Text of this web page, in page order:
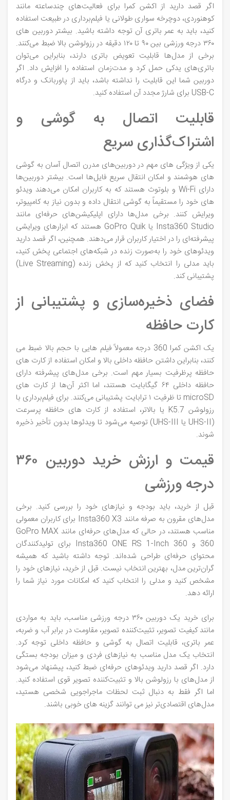
اگر قصد دارید از اکشن کمرا برای فعالیت‌های چندساعته مانند
کوهنوردی، دوچرخه‌ سواری طولانی یا فیلم‌برداری در طبیعت استفاده
کنید، باید به عمر باتری آن توجه داشته باشید. بیشتر دوربین‌ های
۳۶۰ درجه ورزشی بین ۹۰ تا ۱۲۰ دقیقه در رزولوشن بالا ضبط می‌کنند.
برخی از مدل‌ها قابلیت تعویض باتری دارند، بنابراین می‌توان
باتری‌های یدکی حمل کرد و مدت‌زمان استفاده را افزایش داد. اگر
دوربین شما این قابلیت را نداشته باشد، باید از پاوربانک و درگاه
USB-C برای شارژ مجدد آن استفاده کنید.
قابلیت اتصال به گوشی و
اشتراک‌گذاری سریع
یکی از ویژگی‌ های مهم در دوربین‌های مدرن اتصال آسان به گوشی‌
های هوشمند و امکان انتقال سریع فایل‌ها است. بیشتر دوربین‌ها
دارای Wi-Fi و بلوتوث هستند که به کاربران امکان می‌دهند ویدئو
های خود را مستقیماً به گوشی انتقال داده و بدون نیاز به کامپیوتر،
ویرایش کنند. برخی مدل‌ها دارای اپلیکیشن‌های حرفه‌ای مانند
Insta360 Studio یا GoPro Quik هستند که ابزارهای ویرایشی
پیشرفته‌ای را در اختیار کاربران قرار می‌دهند. همچنین، اگر قصد دارید
ویدئوهای خود را به‌صورت زنده در شبکه‌های اجتماعی پخش کنید،
باید مدلی را انتخاب کنید که از پخش زنده (Live Streaming)
پشتیبانی کند.
فضای ذخیره‌سازی و پشتیبانی از
کارت حافظه
یک اکشن کمرا 360 درجه معمولاً فیلم‌ هایی با حجم بالا ضبط می‌
کنند، بنابراین داشتن حافظه داخلی بالا و امکان استفاده از کارت‌ های
حافظه پرظرفیت بسیار مهم است. برخی مدل‌های پیشرفته دارای
حافظه داخلی ۶۴ گیگابایت هستند، اما اکثر آن‌ها از کارت‌ های
microSD تا ظرفیت ۱ ترابایت پشتیبانی می‌کنند. برای فیلم‌برداری با
رزولوشن K5.7 یا بالاتر، استفاده از کارت‌ های حافظه پرسرعت
(UHS-II یا UHS-III) توصیه می‌شود تا ویدئوها بدون تأخیر ذخیره
شوند.
قیمت و ارزش خرید دوربین ۳۶۰
درجه ورزشی
قبل از خرید، باید بودجه و نیازهای خود را بررسی کنید. برخی
مدل‌های مقرون‌ به‌ صرفه مانند Insta360 X3 برای کاربران معمولی
مناسب هستند، در حالی که مدل‌های حرفه‌ای مانند GoPro MAX
360 و Insta360 ONE RS 1-Inch 360 برای تولیدکنندگان
محتوای حرفه‌ای طراحی شده‌اند. توجه داشته باشید که همیشه
گران‌ترین مدل، بهترین انتخاب نیست. قبل از خرید، نیازهای خود را
مشخص کنید و مدلی را انتخاب کنید که امکانات مورد نیاز شما را
ارائه دهد.
برای خرید یک دوربین ۳۶۰ درجه ورزشی مناسب، باید به مواردی
مانند کیفیت تصویر، تثبیت‌کننده تصویر، مقاومت در برابر آب و ضربه،
عمر باتری، قابلیت اتصال به گوشی و حافظه داخلی توجه کرد.
انتخاب یک مدل مناسب به نیازهای فردی و میزان بودجه بستگی
دارد. اگر قصد دارید ویدئوهای حرفه‌ای ضبط کنید، پیشنهاد می‌شود
از مدل‌های با رزولوشن بالا و تثبیت‌کننده تصویر قوی استفاده کنید.
اما اگر فقط به دنبال ثبت لحظات ماجراجویی شخصی هستید،
مدل‌های اقتصادی‌تر نیز می‌ توانند گزینه‌ های خوبی باشند.